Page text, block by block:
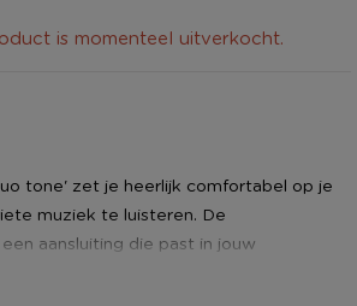
is momenteel uitverkocht.
tone' zet je heerlijk comfortabel op je
muziek te luisteren. De
aansluiting die past in jouw
mp3 speler. Maar ook in de meeste